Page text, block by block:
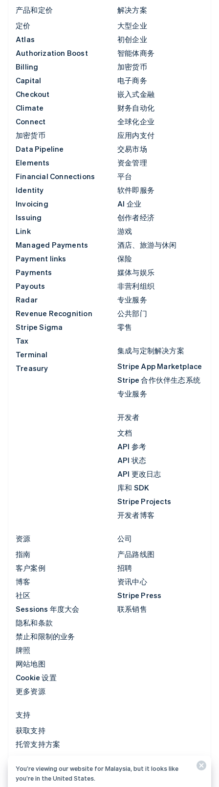
产品和定价
定价
Atlas
Authorization Boost
Billing
Capital
Checkout
Climate
Connect
加密货币
Data Pipeline
Elements
Financial Connections
Identity
Invoicing
Issuing
Link
Managed Payments
Payment links
Payments
Payouts
Radar
Revenue Recognition
Stripe Sigma
Tax
Terminal
Treasury
解决方案
大型企业
初创企业
智能体商务
加密货币
电子商务
嵌入式金融
财务自动化
全球化企业
应用内支付
交易市场
资金管理
平台
软件即服务
AI 企业
创作者经济
游戏
酒店、旅游与休闲
保险
媒体与娱乐
非营利组织
专业服务
公共部门
零售
集成与定制解决方案
Stripe App Marketplace
Stripe 合作伙伴生态系统
专业服务
开发者
文档
API 参考
API 状态
API 更改日志
库和 SDK
Stripe Projects
开发者博客
资源
指南
客户案例
博客
社区
Sessions 年度大会
隐私和条款
禁止和限制的业务
牌照
网站地图
Cookie 设置
更多资源
公司
产品路线图
招聘
资讯中心
Stripe Press
联系销售
支持
获取支持
托管支持方案
© 2026 Stripe, LLC
You’re viewing our website for Malaysia, but it looks like
you’re in the United States.